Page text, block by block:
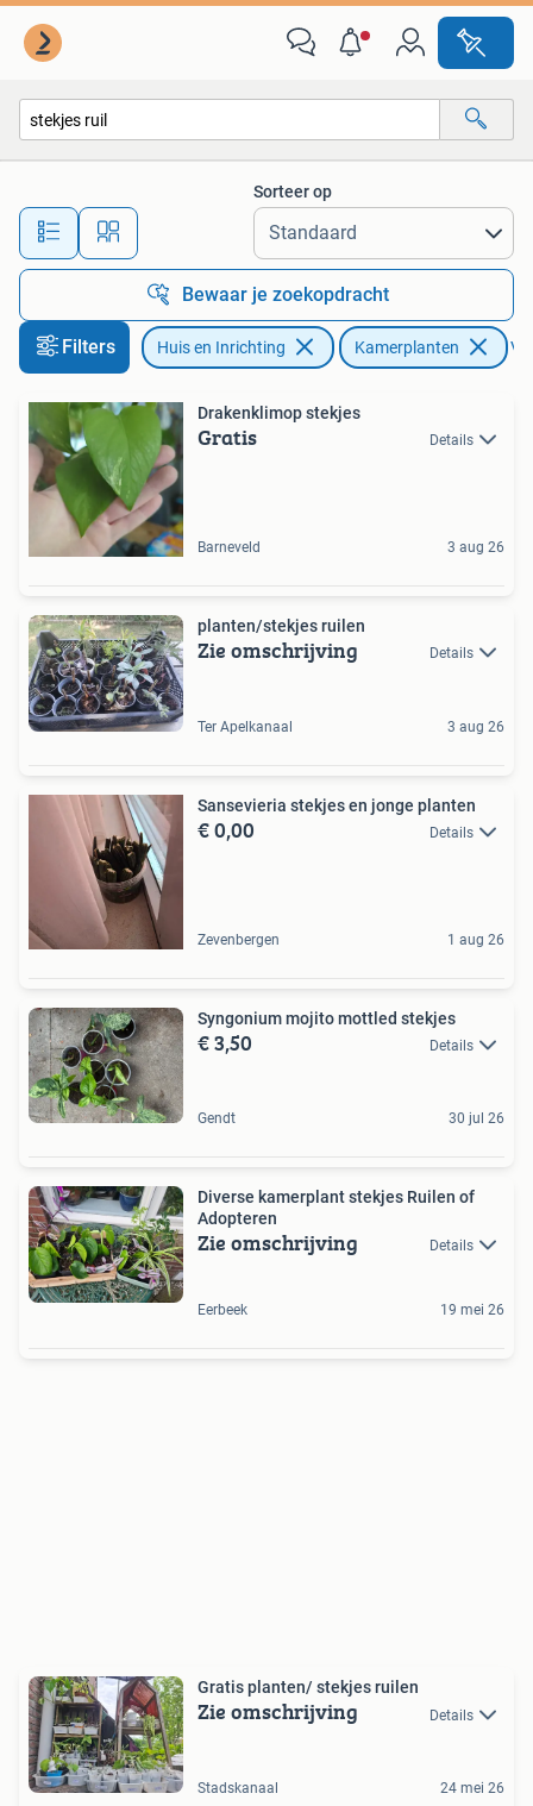
Alle afstanden…
Sorteer op
Bewaar je zoekopdracht
Filters Huis en Inrichting Kamerplanten
Drakenklimop stekjes
Gratis Details
Barneveld 3 aug 26
planten/stekjes ruilen
Zie omschrijving Details
Ter Apelkanaal 3 aug 26
Sansevieria stekjes en jonge planten
€ 0,00 Details
Zevenbergen 1 aug 26
Syngonium mojito mottled stekjes
€ 3,50 Details
Gendt 30 jul 26
Diverse kamerplant stekjes Ruilen of
Adopteren
Zie omschrijving Details
Eerbeek 19 mei 26
Gratis planten/ stekjes ruilen
Zie omschrijving Details
Stadskanaal 24 mei 26